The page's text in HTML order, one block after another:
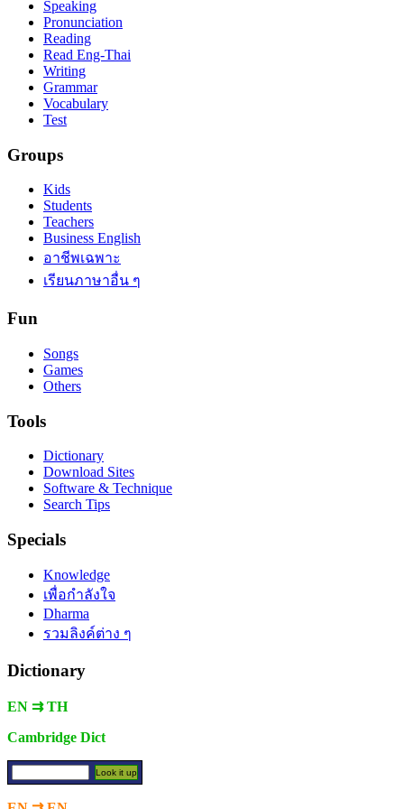
Speaking
Pronunciation
Reading
Read Eng-Thai
Writing
Grammar
Vocabulary
Test
Groups
Kids
Students
Teachers
Business English
อาชีพเฉพาะ
เรียนภาษาอื่น ๆ
Fun
Songs
Games
Others
Tools
Dictionary
Download Sites
Software & Technique
Search Tips
Specials
Knowledge
เพื่อกำลังใจ
Dharma
รวมลิงค์ต่าง ๆ
Dictionary
EN ⇉ TH
Cambridge Dict